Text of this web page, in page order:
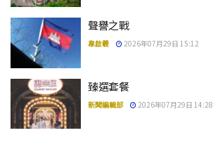
聲譽之戰
韋啟羲 2026年07月29日 15:12
臻選套餐
新聞編輯部 2026年07月29日 14:28